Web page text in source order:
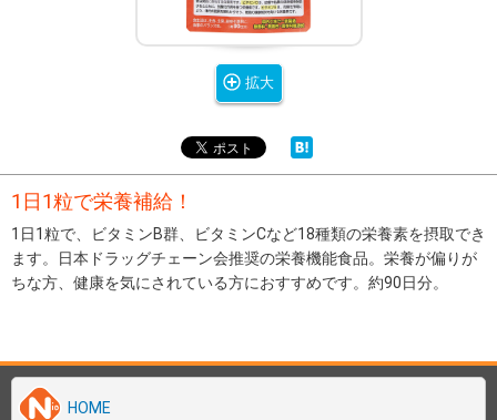
拡大
1日1粒で栄養補給！
1日1粒で、ビタミンB群、ビタミンCなど18種類の栄養素を摂取でき
ます。日本ドラッグチェーン会推奨の栄養機能食品。栄養が偏りが
ちな方、健康を気にされている方におすすめです。約90日分。
HOME